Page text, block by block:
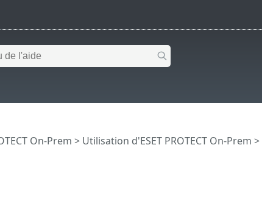
On-Prem > Utilisation d'ESET PROTECT On-Prem >